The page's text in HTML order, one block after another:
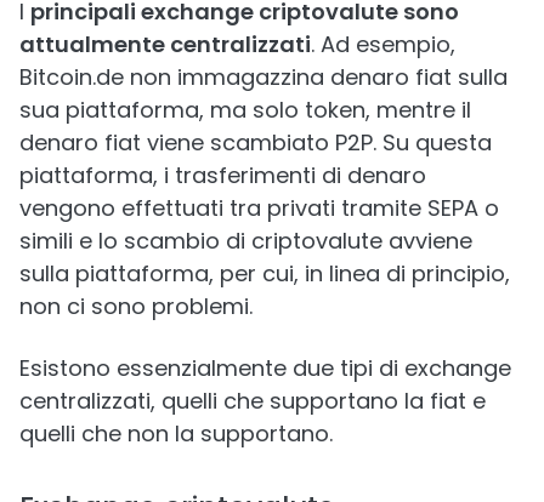
I principali exchange criptovalute sono
attualmente centralizzati. Ad esempio,
Bitcoin.de non immagazzina denaro fiat sulla
sua piattaforma, ma solo token, mentre il
denaro fiat viene scambiato P2P. Su questa
piattaforma, i trasferimenti di denaro
vengono effettuati tra privati tramite SEPA o
simili e lo scambio di criptovalute avviene
sulla piattaforma, per cui, in linea di principio,
non ci sono problemi.
Esistono essenzialmente due tipi di exchange
centralizzati, quelli che supportano la fiat e
quelli che non la supportano.